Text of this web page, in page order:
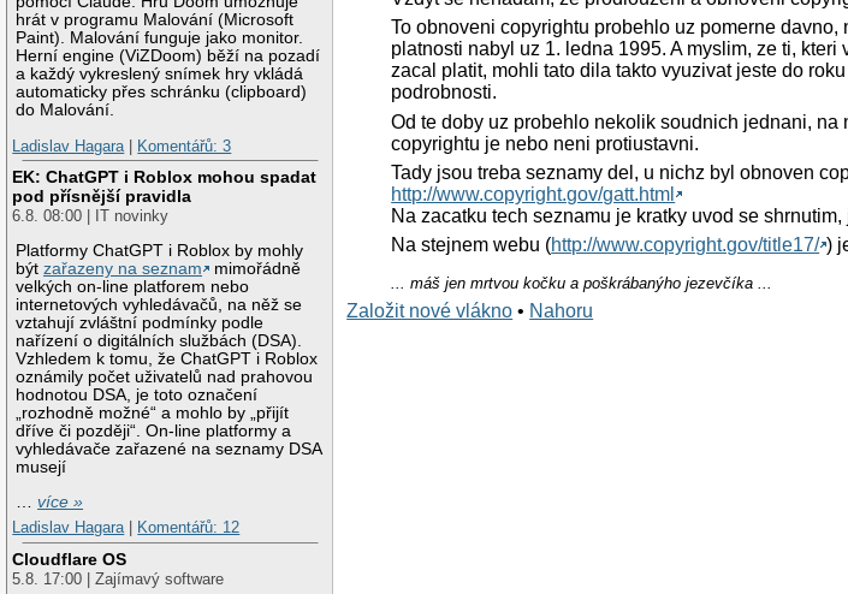
hrát v programu Malování (Microsoft
Paint). Malování funguje jako monitor.
Herní engine (ViZDoom) běží na pozadí
a každý vykreslený snímek hry vkládá
automaticky přes schránku (clipboard)
do Malování.
Ladislav Hagara
Komentářů: 3
EK: ChatGPT i Roblox mohou spadat
pod přísnější pravidla
6.8. 08:00 | IT novinky
Platformy ChatGPT i Roblox by mohly
býtzařazeny na seznam
mimořádně
velkých on-line platforem nebo
internetových vyhledávačů, na něž se
vztahují zvláštní podmínky podle
nařízení o digitálních službách (DSA).
Vzhledem k tomu, že ChatGPT i Roblox
oznámily počet uživatelů nad prahovou
hodnotou DSA, je toto označení
„rozhodně možné“ a mohlo by „přijít
dříve či později“. On-line platformy a
vyhledávače zařazené na seznamy DSA
musejí
…více »
Ladislav Hagara| Komentářů: 12
Cloudflare OS
5.8. 17:00 | Zajímavý software
To obnoveni copyrightu probehlo uz pomerne
platnosti nabyl uz 1. ledna 1995. A myslim, ze ti,
zacal platit, mohli tato dila takto vyuzivat jeste do
podrobnosti.
Od te doby uz probehlo nekolik soudnich jednani,
copyrightu je nebo neni protiustavni.
Tady jsou treba seznamy del, u nichz byl obnoven
http://www.copyright.gov/gatt.html
Na zacatku tech seznamu je kratky uvod se
Na stejnem webu (http://www.copyright.gov/title17/ )
... máš jen mrtvou kočku a poškrábanýho jezevčíka ...
Založit nové vlákno • Nahoru